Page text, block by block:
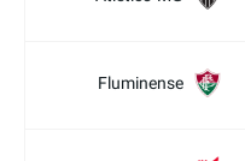
Fluminense